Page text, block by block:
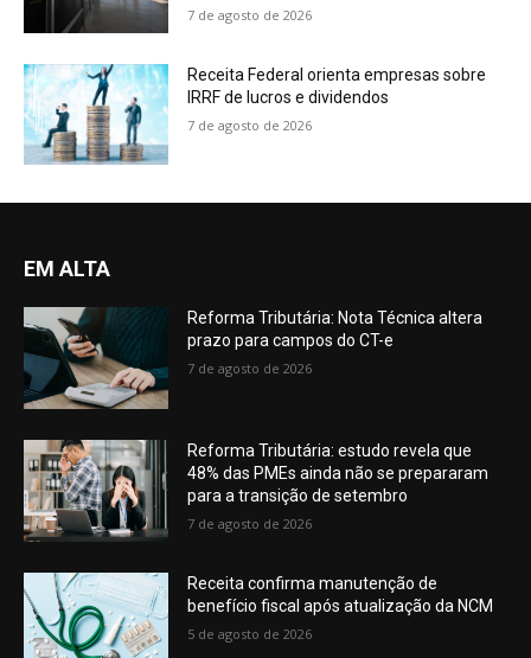
7 de agosto de 2026
Receita Federal orienta empresas sobre
IRRF de lucros e dividendos
7 de agosto de 2026
EM ALTA
Reforma Tributária: Nota Técnica altera
prazo para campos do CT-e
7 de agosto de 2026
Reforma Tributária: estudo revela que
48% das PMEs ainda não se prepararam
para a transição de setembro
7 de agosto de 2026
Receita confirma manutenção de
benefício fiscal após atualização da NCM
5 de agosto de 2026